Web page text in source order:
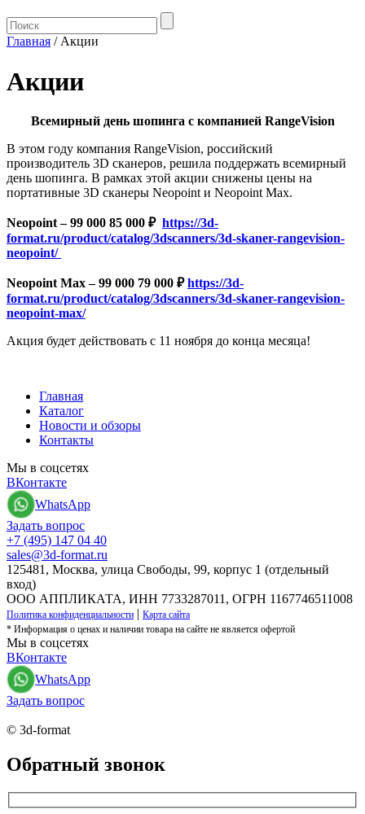
Главная / Акции
Акции
Всемирный день шопинга с компанией RangeVision
В этом году компания RangeVision, российский
производитель 3D сканеров, решила поддержать всемирный
день шопинга. В рамках этой акции снижены цены на
портативные 3D сканеры Neopoint и Neopoint Max.
Neopoint – 99 000 85 000 ₽ https://3d-
format.ru/product/catalog/3dscanners/3d-skaner-rangevision-
neopoint/
Neopoint Max – 99 000 79 000 ₽https://3d-
format.ru/product/catalog/3dscanners/3d-skaner-rangevision-
neopoint-max/
Акция будет действовать с 11 ноября до конца месяца!
Главная
Каталог
Новости и обзоры
Контакты
Мы в соцсетях
ВКонтакте
WhatsApp
Задать вопрос
+7 (495) 147 04 40
sales@3d-format.ru
125481, Москва, улица Свободы, 99, корпус 1 (отдельный
вход)
ООО АППЛИКАТА, ИНН 7733287011, ОГРН 1167746511008
Политика конфиденциальности | Карта сайта
* Информация о ценах и наличии товара на сайте не является офертой
Мы в соцсетях
ВКонтакте
WhatsApp
Задать вопрос
© 3d-format
Обратный звонок